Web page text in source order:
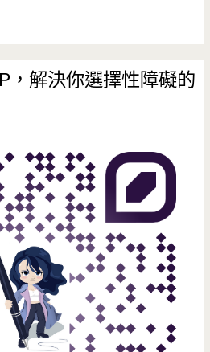
，解決你選擇性障礙的